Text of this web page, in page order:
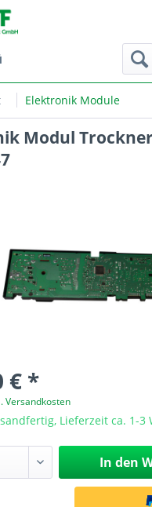
Elektronik Module
Modul
€ *
Versandkosten
Lieferzeit ca. 1-3
In den